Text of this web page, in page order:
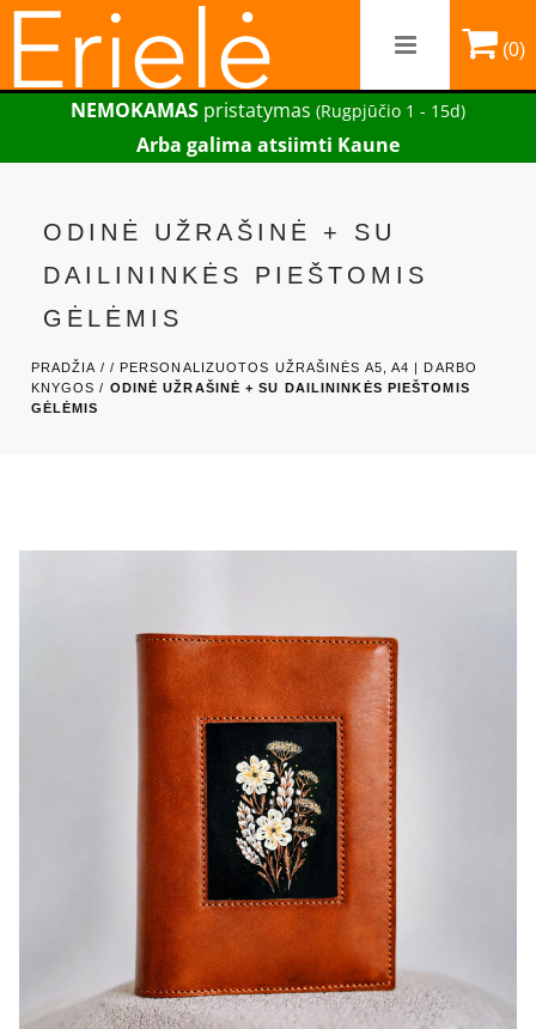
(0)
NEMOKAMAS pristatymas (Rugpjūčio 1 - 15d)
Arba galima atsiimti Kaune
ODINĖ UŽRAŠINĖ + SU
DAILININKĖS PIEŠTOMIS
GĖLĖMIS
PRADŽIA / / PERSONALIZUOTOS UŽRAŠINĖS A5, A4 | DARBO
KNYGOS / ODINĖ UŽRAŠINĖ + SU DAILININKĖS PIEŠTOMIS
GĖLĖMIS